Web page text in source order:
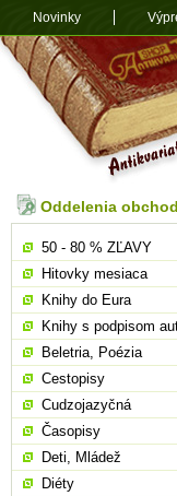
Oddelenia
50 - 80 % ZĽAVY
Hitovky mesiaca
Knihy do Eura
Knihy s podpisom
Beletria, Poézia
Cestopisy
Cudzojazyčná
Časopisy
Deti, Mládež
Diéty
Novinky